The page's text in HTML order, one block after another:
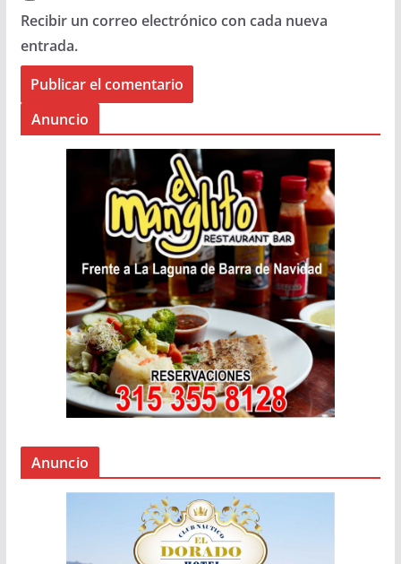
Recibir un correo electrónico con cada nueva
entrada.
Anuncio
Anuncio